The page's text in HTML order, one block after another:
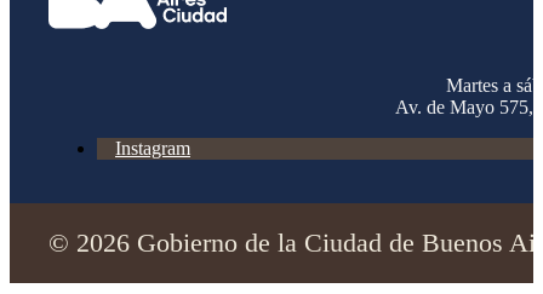
Martes a
Av. de Mayo 575,
Instagram
© 2026 Gobierno de la Ciudad de Buenos